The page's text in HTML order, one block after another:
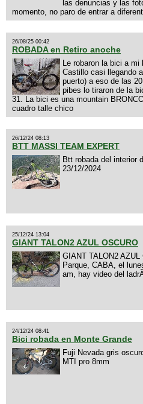
las denuncias y las
momento, no paro de entrar a
26/08/25 00:42
ROBADA en Retiro anoche
Le robaron la bici a
Castillo casi llegando
puerto) a eso de las
pibes lo tiraron de la
31. La bici es una mountain
cuadro talle chico
26/12/24 08:13
BTT MASSI TEAM EXPERT
Btt robada del interior
23/12/2024
25/12/24 13:04
GIANT TALON2 AZUL OSCURO
GIANT TALON2 AZUL
Parque, CABA, el
am, hay video del
24/12/24 08:41
Bici robada en Monte Grande
Fuji Nevada gris
MTI pro 8mm